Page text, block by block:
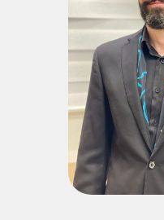
Doutor em Ciência
(Univali), com período
Perugia na Itália,
Mestre em
(Ucaldas) na
Empresarial e
Meneghetti
Univali. Professor do
(Navegantes/SC).
Vereadores de